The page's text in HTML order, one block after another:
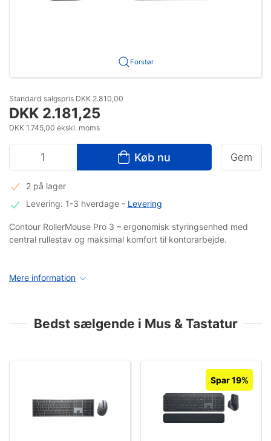
Forstør
Standard salgspris DKK 2.810,00
DKK 2.181,25
DKK 1.745,00 ekskl. moms
Køb nu Gem
2 på lager
Levering: 1-3 hverdage- Levering
Contour RollerMouse Pro 3 – ergonomisk styringsenhed med
central rullestav og maksimal komfort til kontorarbejde.
Mere information
Bedst sælgende i Mus & Tastatur
Spar 19%